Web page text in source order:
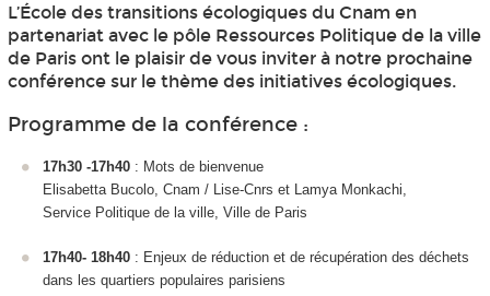
L’École des transitions écologiques du Cnam en
partenariat avec le pôle Ressources Politique de la ville
de Paris ont le plaisir de vous inviter à notre prochaine
conférence sur le thème des initiatives écologiques.
Programme de la conférence :
17h30 -17h40 : Mots de bienvenue
Elisabetta Bucolo, Cnam / Lise-Cnrs et Lamya Monkachi,
Service Politique de la ville, Ville de Paris
17h40- 18h40 : Enjeux de réduction et de récupération des déchets
dans les quartiers populaires parisiens